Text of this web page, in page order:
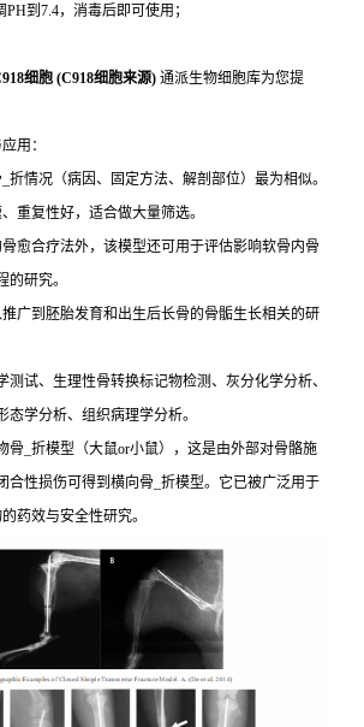
到7.4，消毒后即可使用；
细胞 (C918细胞来源) 通派生物细胞库为您提
用：
折情况（病因、固定方法、解剖部位）最为相似。
重复性好，适合做大量筛选。
愈合疗法外，该模型还可用于评估影响软骨内骨
的研究。
广到胚胎发育和出生后长骨的骨骺生长相关的研
测试、生理性骨转换标记物检测、灰分化学分析、
态学分析、组织病理学分析。
骨_折模型（大鼠or小鼠），这是由外部对骨骼施
合性损伤可得到横向骨_折模型。它已被广泛用于
药效与安全性研究。